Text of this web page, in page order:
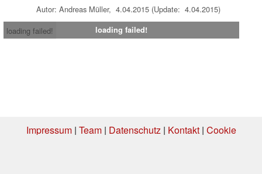
Autor: Andreas Müller, 4.04.2015 (Update: 4.04.2015)
loading failed!
loading failed!
Impressum| Team| Datenschutz| Kontakt| Cookie